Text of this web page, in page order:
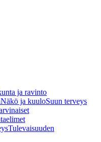
ja ravinto
Näkö ja kuuloSuun terveys
Tulevaisuuden